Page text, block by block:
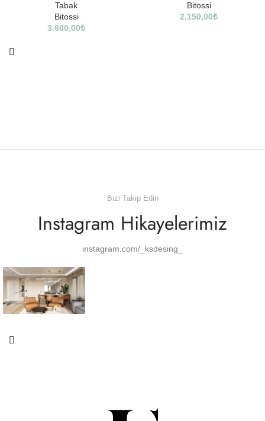
Tabak
Bitossi
3.600,00₺
Bitossi
2.150,00₺
Bizi Takip Edin
Instagram Hikayelerimiz
instagram.com/_ksdesing_